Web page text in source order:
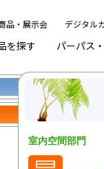
品・展示会 デジタル
を探す
公
パーパス
」
室内空間部門